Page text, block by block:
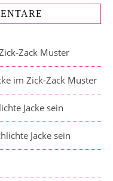
Zack Muster
im Zick-Zack Muster
Jacke sein
Jacke sein